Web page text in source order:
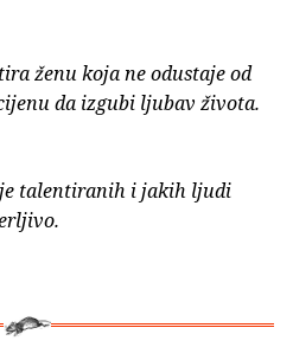
ženu koja ne odustaje od
da izgubi ljubav života.
talentiranih i jakih ljudi